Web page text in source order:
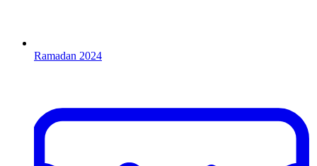
Ramadan 2024